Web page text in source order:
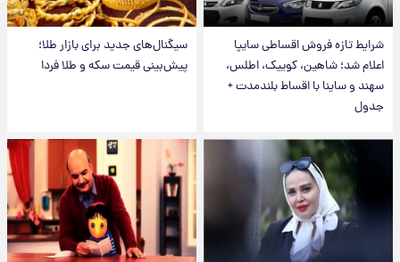
شرایط تازه فروش اقساطی سایپا
اعلام شد؛ شاهین، کوییک، اطلس،
سهند و ساینا با اقساط بلندمدت +
جدول
سیگنال‌های جدید برای بازار طلا؛
پیش‌بینی قیمت سکه و طلا فردا